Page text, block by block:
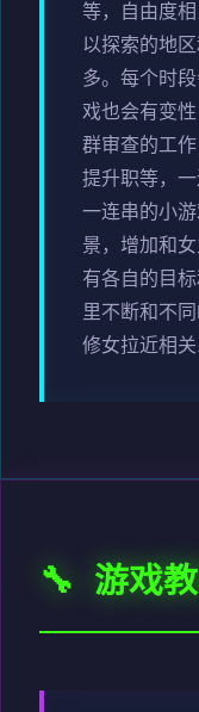
等，自由度
以探索的地
多。每个时
戏也会有变
群审查的工
提升职等，
一连串的小
景，增加和
有各自的目
里不断和不
修女拉近相关
🔧 游戏